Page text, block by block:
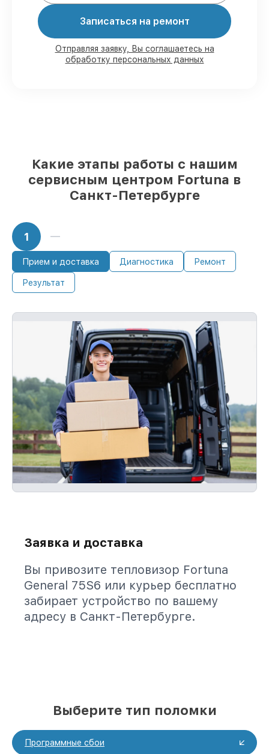
Мы гарантируем:
80%работ с возможностью наблюдения
мастер приступает к починке сразу
Записаться на ремонт
Отправляя заявку, Вы соглашаетесь на
обработку персональных данных
Какие этапы работы с нашим
сервисным центром Fortuna в
Санкт-Петербурге
1
Прием и доставка Диагностика Ремонт
Результат
Заявка и доставка
Вы привозите тепловизор Fortuna
General 75S6 или курьер бесплатно
забирает устройство по вашему
адресу в Санкт-Петербурге.
Выберите тип поломки
Программные сбои